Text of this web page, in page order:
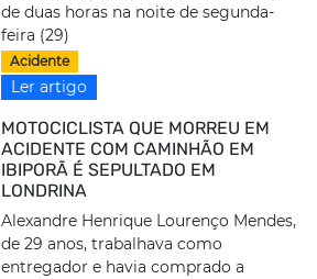
de duas horas na noite de segunda-
feira (29)
Acidente
Ler artigo
MOTOCICLISTA QUE MORREU EM
ACIDENTE COM CAMINHÃO EM
IBIPORÃ É SEPULTADO EM
LONDRINA
Alexandre Henrique Lourenço Mendes,
de 29 anos, trabalhava como
entregador e havia comprado a